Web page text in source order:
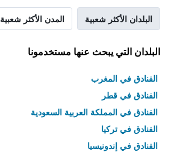
البلدان الأكثر شعبية المدن الأكثر شعبية
البلدان التي يبحث عنها مستخدمونا
الفنادق في المغرب
الفنادق في قطر
الفنادق في المملكة العربية السعودية
الفنادق في تركيا
الفنادق في إندونيسيا